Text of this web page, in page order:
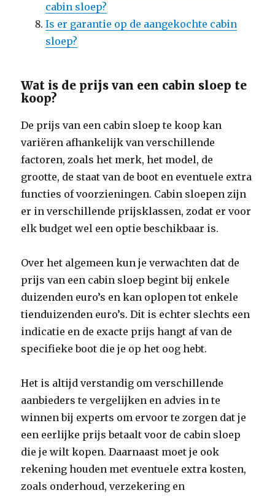
cabin sloep?
Is er garantie op de aangekochte cabin
sloep?
Wat is de prijs van een cabin sloep te
koop?
De prijs van een cabin sloep te koop kan
variëren afhankelijk van verschillende
factoren, zoals het merk, het model, de
grootte, de staat van de boot en eventuele extra
functies of voorzieningen. Cabin sloepen zijn
er in verschillende prijsklassen, zodat er voor
elk budget wel een optie beschikbaar is.
Over het algemeen kun je verwachten dat de
prijs van een cabin sloep begint bij enkele
duizenden euro’s en kan oplopen tot enkele
tienduizenden euro’s. Dit is echter slechts een
indicatie en de exacte prijs hangt af van de
specifieke boot die je op het oog hebt.
Het is altijd verstandig om verschillende
aanbieders te vergelijken en advies in te
winnen bij experts om ervoor te zorgen dat je
een eerlijke prijs betaalt voor de cabin sloep
die je wilt kopen. Daarnaast moet je ook
rekening houden met eventuele extra kosten,
zoals onderhoud, verzekering en